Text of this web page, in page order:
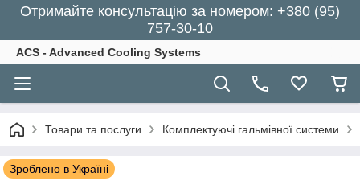
Отримайте консультацію за номером: +380 (95)
757-30-10
ACS - Advanced Cooling Systems
Товари та послуги Комплектуючі гальмівної системи
Зроблено в Україні